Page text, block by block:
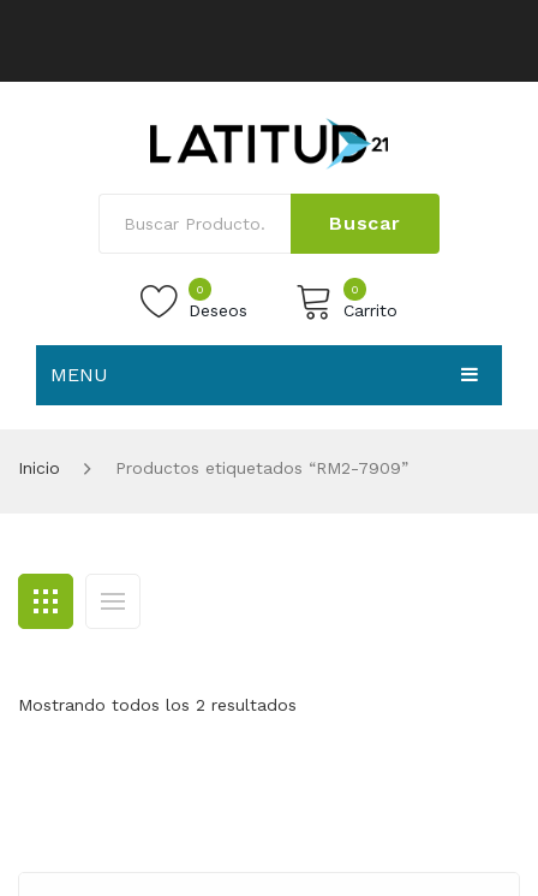
Buscar
0
Deseos
0
Carrito
MENU
BLOG
CONTACTO
Inicio Productos etiquetados “RM2-7909”
Mostrando todos los 2 resultados